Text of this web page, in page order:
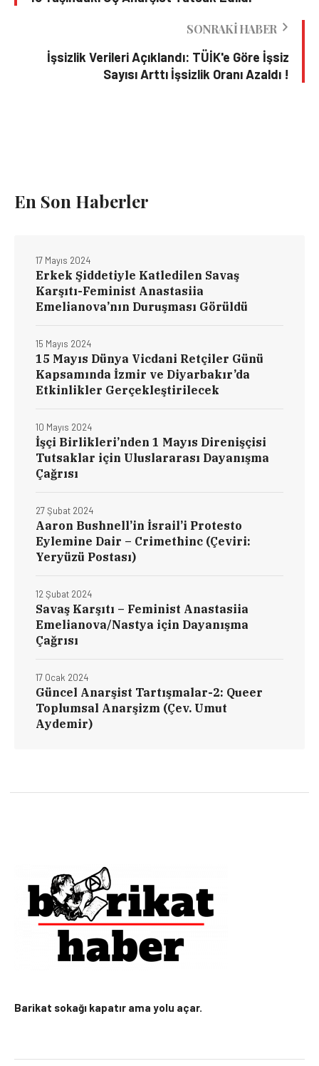
SONRAKI HABER
İşsizlik Verileri Açıklandı: TÜİK'e Göre İşsiz
Sayısı Arttı İşsizlik Oranı Azaldı !
En Son Haberler
Erkek Şiddetiyle Katledilen Savaş
Karşıtı-Feminist Anastasiia
Emelianova’nın Duruşması Görüldü
17 Mayıs 2024
15 Mayıs Dünya Vicdani Retçiler Günü
Kapsamında İzmir ve Diyarbakır’da
Etkinlikler Gerçekleştirilecek
15 Mayıs 2024
İşçi Birlikleri’nden 1 Mayıs Direnişçisi
Tutsaklar için Uluslararası Dayanışma
Çağrısı
10 Mayıs 2024
Aaron Bushnell’in İsrail’i Protesto
Eylemine Dair – Crimethinc (Çeviri:
Yeryüzü Postası)
27 Şubat 2024
Savaş Karşıtı – Feminist Anastasiia
Emelianova/Nastya için Dayanışma
Çağrısı
12 Şubat 2024
Güncel Anarşist Tartışmalar-2: Queer
Toplumsal Anarşizm (Çev. Umut
Aydemir)
17 Ocak 2024
Barikat sokağı kapatır ama yolu açar.